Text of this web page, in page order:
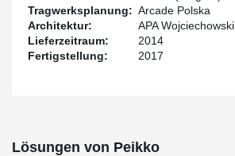
Tragwerksplanung: Arcade Polska
Architektur:
APA Wojciechowski
Lieferzeitraum:
2014
Fertigstellung:
2017
Lösungen von Peikko